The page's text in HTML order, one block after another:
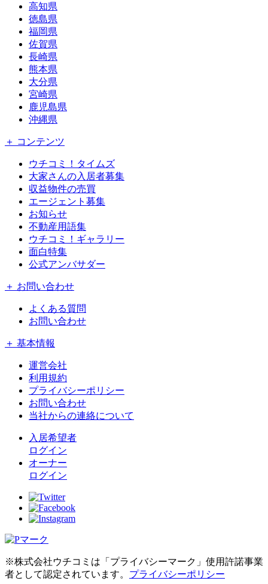
高知県
徳島県
福岡県
佐賀県
長崎県
熊本県
大分県
宮崎県
鹿児島県
沖縄県
＋ コンテンツ
ウチコミ！タイムズ
大家さんの入居者募集
収益物件の売買
エージェント募集
お知らせ
不動産用語集
ウチコミ！ギャラリー
面白特集
公式アンバサダー
＋ お問い合わせ
よくある質問
お問い合わせ
＋ 基本情報
運営会社
利用規約
プライバシーポリシー
お問い合わせ
当社からの連絡について
入居希望者
ログイン
オーナー
ログイン
※株式会社ウチコミは「プライバシーマーク」使用許諾事業
者として認定されています。 プライバシーポリシー